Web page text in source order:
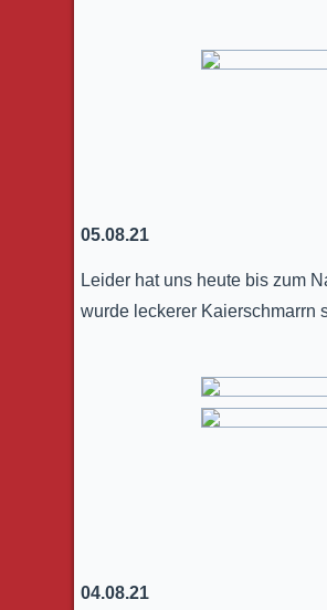
05.08.21
Leider hat uns heute bis zum
wurde leckerer Kaierschmarrn
04.08.21